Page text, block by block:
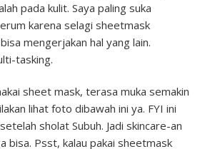
pada kulit. Saya paling suka
karena selagi sheetmask
mengerjakan hal yang lain.
tasking.
sheet mask, terasa muka semakin
lihat foto dibawah ini ya. FYI ini
sholat Subuh. Jadi skincare-an
bisa. Psst, kalau pakai sheetmask